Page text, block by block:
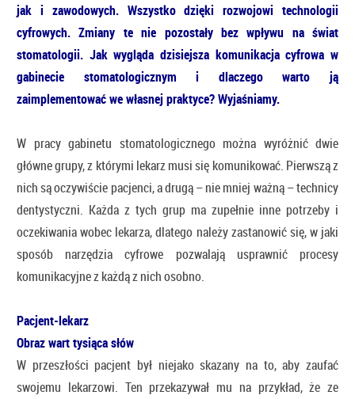
jak i zawodowych. Wszystko dzięki rozwojowi technologii
cyfrowych. Zmiany te nie pozostały bez wpływu na świat
stomatologii. Jak wygląda dzisiejsza komunikacja cyfrowa w
gabinecie stomatologicznym i dlaczego warto ją
zaimplementować we własnej praktyce? Wyjaśniamy.
W pracy gabinetu stomatologicznego można wyróżnić dwie
główne grupy, z którymi lekarz musi się komunikować. Pierwszą z
nich są oczywiście pacjenci, a drugą – nie mniej ważną – technicy
dentystyczni. Każda z tych grup ma zupełnie inne potrzeby i
oczekiwania wobec lekarza, dlatego należy zastanowić się, w jaki
sposób narzędzia cyfrowe pozwalają usprawnić procesy
komunikacyjne z każdą z nich osobno.
Pacjent-lekarz
Obraz wart tysiąca słów
W przeszłości pacjent był niejako skazany na to, aby zaufać
swojemu lekarzowi. Ten przekazywał mu na przykład, że ze